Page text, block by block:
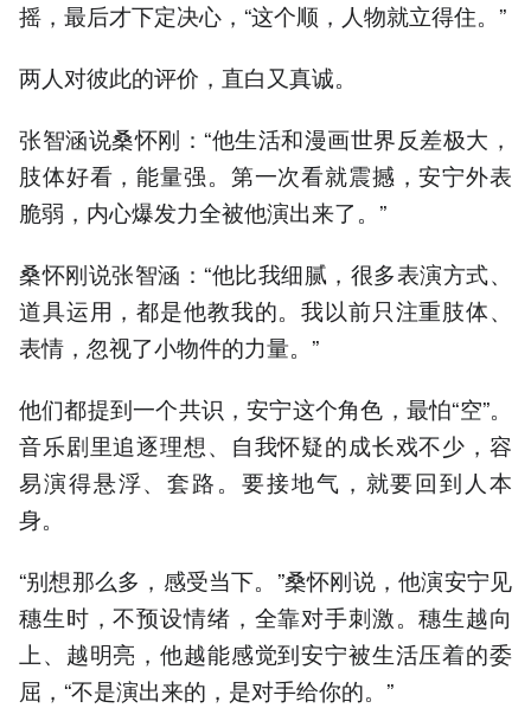
摇，最后才下定决心，“这个顺，人物就立得住。”
两人对彼此的评价，直白又真诚。
张智涵说桑怀刚：“他生活和漫画世界反差极大，
肢体好看，能量强。第一次看就震撼，安宁外表
脆弱，内心爆发力全被他演出来了。”
桑怀刚说张智涵：“他比我细腻，很多表演方式、
道具运用，都是他教我的。我以前只注重肢体、
表情，忽视了小物件的力量。”
他们都提到一个共识，安宁这个角色，最怕“空”。
音乐剧里追逐理想、自我怀疑的成长戏不少，容
易演得悬浮、套路。要接地气，就要回到人本
身。
“别想那么多，感受当下。”桑怀刚说，他演安宁见
穗生时，不预设情绪，全靠对手刺激。穗生越向
上、越明亮，他越能感觉到安宁被生活压着的委
屈，“不是演出来的，是对手给你的。”